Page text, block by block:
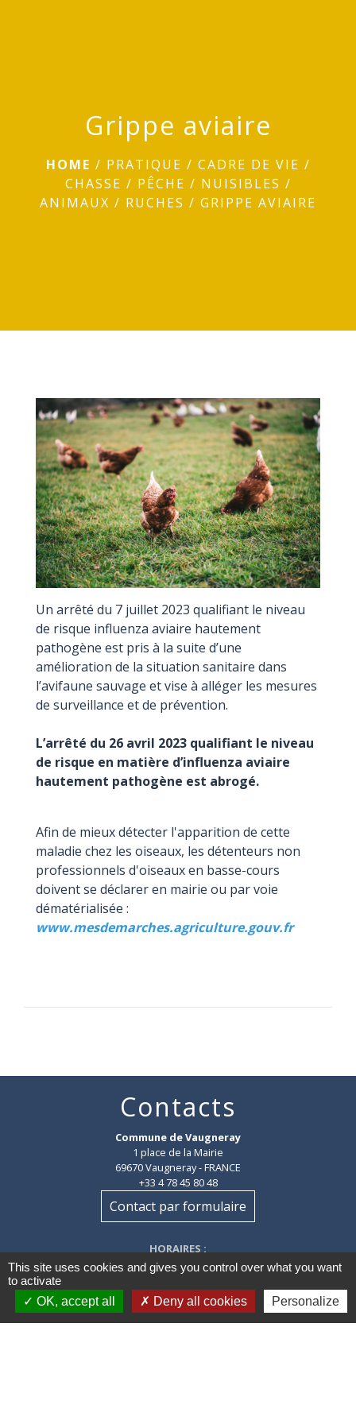
Grippe aviaire
HOME / PRATIQUE / CADRE DE VIE /
CHASSE / PÊCHE / NUISIBLES /
ANIMAUX / RUCHES / GRIPPE AVIAIRE
Un arrêté du 7 juillet 2023 qualifiant le niveau
de risque influenza aviaire hautement
pathogène est pris à la suite d’une
amélioration de la situation sanitaire dans
l’avifaune sauvage et vise à alléger les mesures
de surveillance et de prévention.
L’arrêté du 26 avril 2023 qualifiant le niveau
de risque en matière d’influenza aviaire
hautement pathogène est abrogé.
Afin de mieux détecter l'apparition de cette
maladie chez les oiseaux, les détenteurs non
professionnels d'oiseaux en basse-cours
doivent se déclarer en mairie ou par voie
dématérialisée :
www.mesdemarches.agriculture.gouv.fr
Contacts
Commune de Vaugneray
1 place de la Mairie
69670 Vaugneray - FRANCE
+33 4 78 45 80 48
Contact par formulaire
HORAIRES :
Du lundi au vendredi : 8h30-12h et 14h-18h
Le samedi : 8h30-12h
This site uses cookies and gives you control over what you want
to activate
OK, accept all
Deny all cookies Personalize